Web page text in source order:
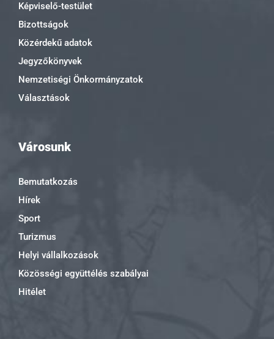
Képviselő-testület
Bizottságok
Közérdekű adatok
Jegyzőkönyvek
Nemzetiségi Önkormányzatok
Választások
Városunk
Bemutatkozás
Hírek
Sport
Turizmus
Helyi vállalkozások
Közösségi együttélés szabályai
Hitélet